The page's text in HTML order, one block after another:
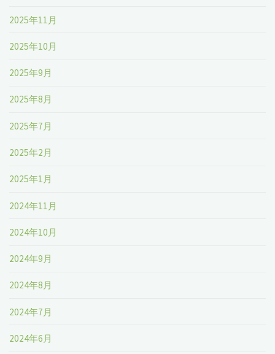
2025年11月
2025年10月
2025年9月
2025年8月
2025年7月
2025年2月
2025年1月
2024年11月
2024年10月
2024年9月
2024年8月
2024年7月
2024年6月